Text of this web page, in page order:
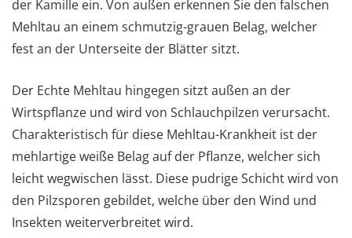
der Kamille ein. Von außen erkennen Sie den falschen
Mehltau an einem schmutzig-grauen Belag, welcher
fest an der Unterseite der Blätter sitzt.
Der Echte Mehltau hingegen sitzt außen an der
Wirtspflanze und wird von Schlauchpilzen verursacht.
Charakteristisch für diese Mehltau-Krankheit ist der
mehlartige weiße Belag auf der Pflanze, welcher sich
leicht wegwischen lässt. Diese pudrige Schicht wird von
den Pilzsporen gebildet, welche über den Wind und
Insekten weiterverbreitet wird.